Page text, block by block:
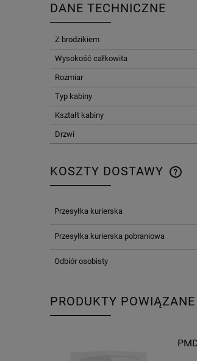
DANE TECHNICZNE
Z brodzikiem
Wysokość całkowita
Rozmiar
Typ kabiny
Kształt kabiny
Drzwi
KOSZTY DOSTAWY
Przesyłka kurierska
Przesyłka kurierska pobraniowa
Odbiór osobisty
PRODUKTY POWIĄZANE